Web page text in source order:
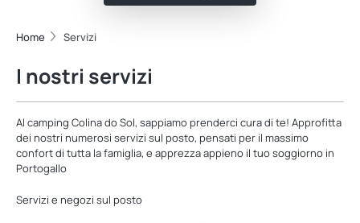
Home Servizi
I nostri servizi
Al camping Colina do Sol, sappiamo prenderci cura di te! Approfitta
dei nostri numerosi servizi sul posto, pensati per il massimo
confort di tutta la famiglia, e apprezza appieno il tuo soggiorno in
Portogallo
Servizi e negozi sul posto